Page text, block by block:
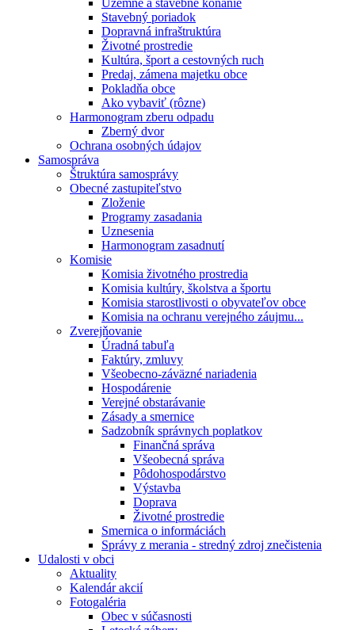
Územné a stavebné konanie
Stavebný poriadok
Dopravná infraštruktúra
Životné prostredie
Kultúra, šport a cestovných ruch
Predaj, zámena majetku obce
Pokladňa obce
Ako vybaviť (rôzne)
Harmonogram zberu odpadu
Zberný dvor
Ochrana osobných údajov
Samospráva
Štruktúra samosprávy
Obecné zastupiteľstvo
Zloženie
Programy zasadania
Uznesenia
Harmonogram zasadnutí
Komisie
Komisia životného prostredia
Komisia kultúry, školstva a športu
Komisia starostlivosti o obyvateľov obce
Komisia na ochranu verejného záujmu...
Zverejňovanie
Úradná tabuľa
Faktúry, zmluvy
Všeobecno-záväzné nariadenia
Hospodárenie
Verejné obstarávanie
Zásady a smernice
Sadzobník správnych poplatkov
Finančná správa
Všeobecná správa
Pôdohospodárstvo
Výstavba
Doprava
Životné prostredie
Smernica o informáciách
Správy z merania - stredný zdroj znečistenia
Udalosti v obci
Aktuality
Kalendár akcií
Fotogaléria
Obec v súčasnosti